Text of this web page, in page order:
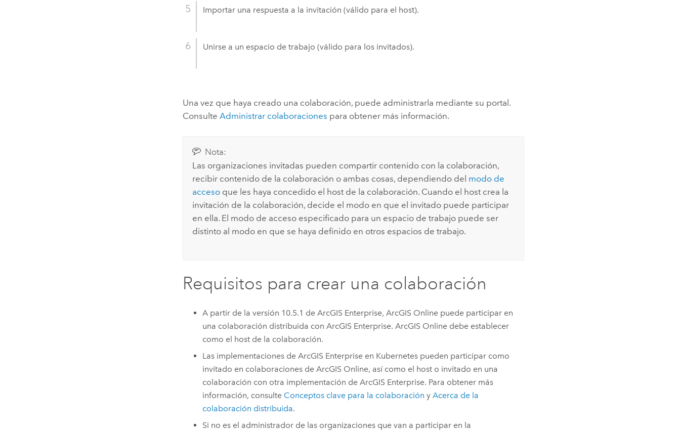
Importar una respuesta a la invitación (válido para el host).
Unirse a un espacio de trabajo (válido para los invitados).
Una vez que haya creado una colaboración, puede administrarla mediante su portal.
ConsulteAdministrar colaboraciones para obtener más información.
Nota:
Las organizaciones invitadas pueden compartir contenido con la colaboración,
recibir contenido de la colaboración o ambas cosas, dependiendo del modo de
accesoque les haya concedido el host de la colaboración. Cuando el host crea la
invitación de la colaboración, decide el modo en que el invitado puede participar
en ella. El modo de acceso especificado para un espacio de trabajo puede ser
distinto al modo en que se haya definido en otros espacios de trabajo.
Requisitos para crear una colaboración
A partir de la versión 10.5.1 de ArcGIS Enterprise, ArcGIS Onlinepuede participar en
una colaboración distribuida con ArcGIS Enterprise. ArcGIS Onlinedebe establecer
como el host de la colaboración.
Las implementaciones de ArcGIS Enterpriseen Kubernetespueden participar como
invitado en colaboraciones de ArcGIS Online, así como el host o invitado en una
colaboración con otra implementación de ArcGIS Enterprise. Para obtener más
información, consulte Conceptos clave para la colaboración y Acerca de la
colaboración distribuida.
Si no es el administrador de las organizaciones que van a participar en la